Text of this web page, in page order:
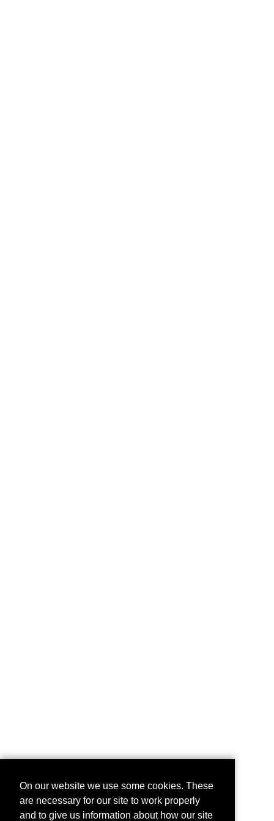
On our website we use some cookies. These
are necessary for our site to work properly
and to give us information about how our site